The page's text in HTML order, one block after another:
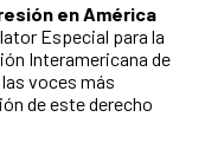
en América
Especial para la
Interamericana de
las voces más
de este derecho